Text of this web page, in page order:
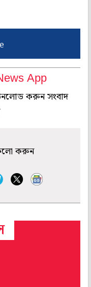
App
করুন সংবাদ
করুন